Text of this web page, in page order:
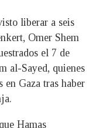
liberar a seis
Omer Shem
el 7 de
al-Sayed, quienes
en Gaza tras haber
Hamas